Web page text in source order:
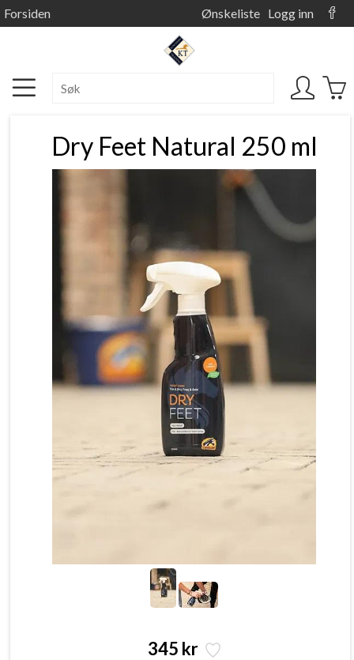
Forsiden Ønskeliste Logg inn
Dry Feet Natural 250 ml
345 kr